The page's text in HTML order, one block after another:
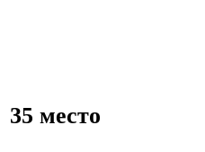
35 место